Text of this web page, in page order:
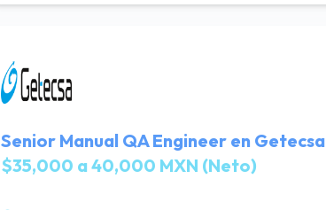
Senior Manual QA Engineer en Getecsa
$35,000 a 40,000 MXN (Neto)